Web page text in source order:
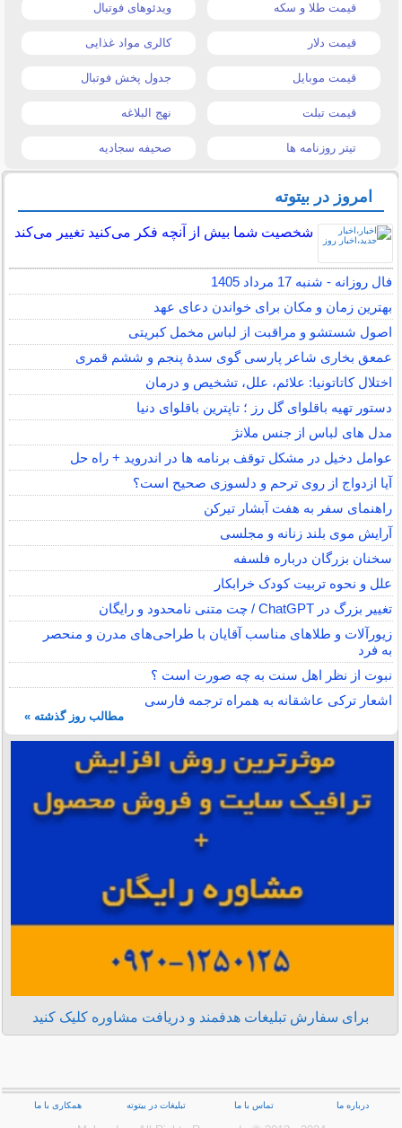
قیمت طلا و سکه ویدئوهای فوتبال
قیمت دلار کالری مواد غذایی
قیمت موبایل جدول پخش فوتبال
قیمت تبلت نهج البلاغه
تیتر روزنامه ها صحیفه سجادیه
امروز در بیتوته
شخصیت شما بیش از آنچه فکر می‌کنید تغییر می‌کند
فال روزانه - شنبه 17 مرداد 1405
بهترین زمان و مکان برای خواندن دعای عهد
اصول شستشو و مراقبت از لباس مخمل کبریتی
عمعق بخاری شاعر پارسی گوی سدهٔ پنجم و ششم قمری
اختلال کاتاتونیا: علائم، علل، تشخیص و درمان
دستور تهیه باقلوای گل رز ؛ تاپترین باقلوای دنیا
مدل های لباس از جنس ملانژ
عوامل دخیل در مشکل توقف برنامه ها در اندروید + راه حل
آیا ازدواج از روی ترحم و دلسوزی صحیح است؟
راهنمای سفر به هفت آبشار تیرکن
آرایش موی بلند زنانه و مجلسی
سخنان بزرگان درباره فلسفه
علل و نحوه تربیت کودک خرابکار
تغییر بزرگ در ChatGPT / چت متنی نامحدود و رایگان
زیورآلات و طلاهای مناسب آقایان با طراحی‌های مدرن و منحصر
به فرد
نبوت از نظر اهل سنت به چه صورت است ؟
اشعار ترکی عاشقانه به همراه ترجمه فارسی
مطالب روز گذشته »
برای سفارش تبلیغات هدفمند و دریافت مشاوره کلیک کنید
درباره ما تماس با ما تبلیغات در بیتوته همکاری با ما